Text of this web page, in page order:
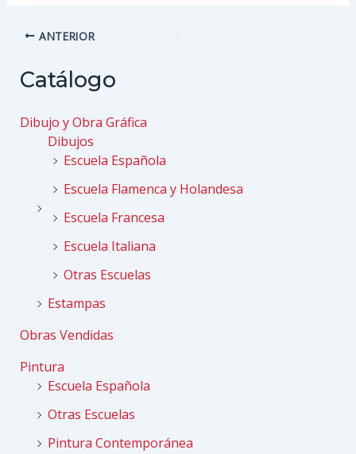
Navegación
entradas
ANTERIOR
Catálogo
Dibujo y Obra Gráfica
Dibujos
Escuela Española
Escuela Flamenca y Holandesa
Escuela Francesa
Escuela Italiana
Otras Escuelas
Estampas
Obras Vendidas
Pintura
Escuela Española
Otras Escuelas
Pintura Contemporánea